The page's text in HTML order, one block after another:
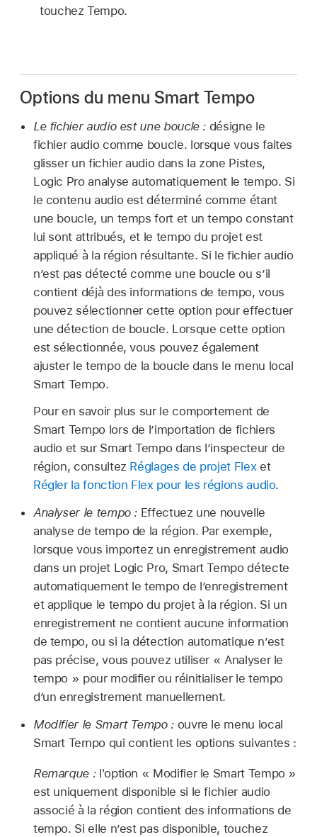
touchez Tempo.
Options du menu Smart Tempo
Le fichier audio est une boucle : désigne le
fichier audio comme boucle. lorsque vous faites
glisser un fichier audio dans la zone Pistes,
Logic Pro analyse automatiquement le tempo. Si
le contenu audio est déterminé comme étant
une boucle, un temps fort et un tempo constant
lui sont attribués, et le tempo du projet est
appliqué à la région résultante. Si le fichier audio
n’est pas détecté comme une boucle ou s’il
contient déjà des informations de tempo, vous
pouvez sélectionner cette option pour effectuer
une détection de boucle. Lorsque cette option
est sélectionnée, vous pouvez également
ajuster le tempo de la boucle dans le menu local
Smart Tempo.
Pour en savoir plus sur le comportement de
Smart Tempo lors de l’importation de fichiers
audio et sur Smart Tempo dans l’inspecteur de
région, consultez Réglages de projet Flex et
Régler la fonction Flex pour les régions audio.
Analyser le tempo : Effectuez une nouvelle
analyse de tempo de la région. Par exemple,
lorsque vous importez un enregistrement audio
dans un projet Logic Pro, Smart Tempo détecte
automatiquement le tempo de l’enregistrement
et applique le tempo du projet à la région. Si un
enregistrement ne contient aucune information
de tempo, ou si la détection automatique n’est
pas précise, vous pouvez utiliser « Analyser le
tempo » pour modifier ou réinitialiser le tempo
d’un enregistrement manuellement.
Modifier le Smart Tempo :ouvre le menu local
Smart Tempo qui contient les options suivantes :
Remarque : l'option « Modifier le Smart Tempo »
est uniquement disponible si le fichier audio
associé à la région contient des informations de
tempo. Si elle n’est pas disponible, touchez